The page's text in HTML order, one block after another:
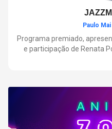
Paulo
Programa premiado,
e participação de Renata